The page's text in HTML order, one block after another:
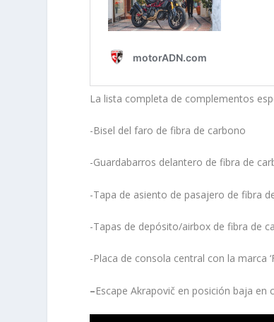
La lista completa de complementos
-Bisel del faro de fibra de carbono
-Guardabarros delantero de fibra de
-Tapa de asiento de pasajero de fibra
-Tapas de depósito/airbox de fibra de
-Placa de consola central con la marca
–Escape Akrapovič en posición baja en